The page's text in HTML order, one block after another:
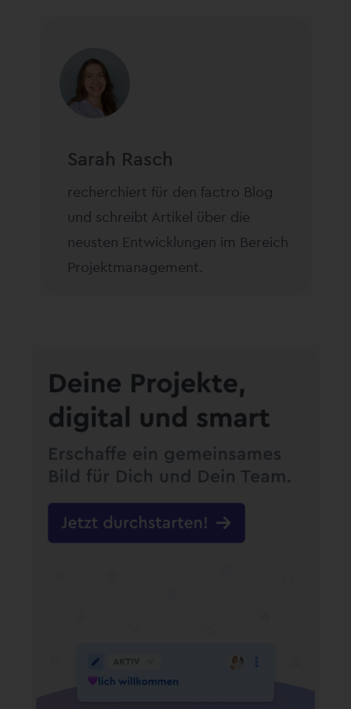
Sarah Rasch
recherchiert für den factro Blog
und schreibt Artikel über die
neusten Entwicklungen im Bereich
Projektmanagement.